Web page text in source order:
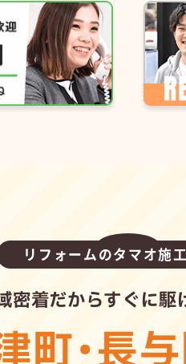
リフォームのタマオ施
密着だからすぐに駆